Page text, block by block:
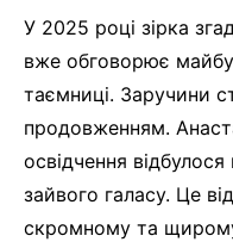
У 2025 році зірка
вже обговорює
таємниці. Заручини
продовженням.
освідчення
зайвого галасу. Це
скромному та